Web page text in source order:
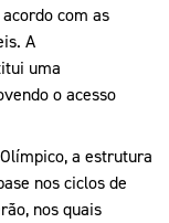
com as
A
uma
o acesso
a estrutura
nos ciclos de
nos quais